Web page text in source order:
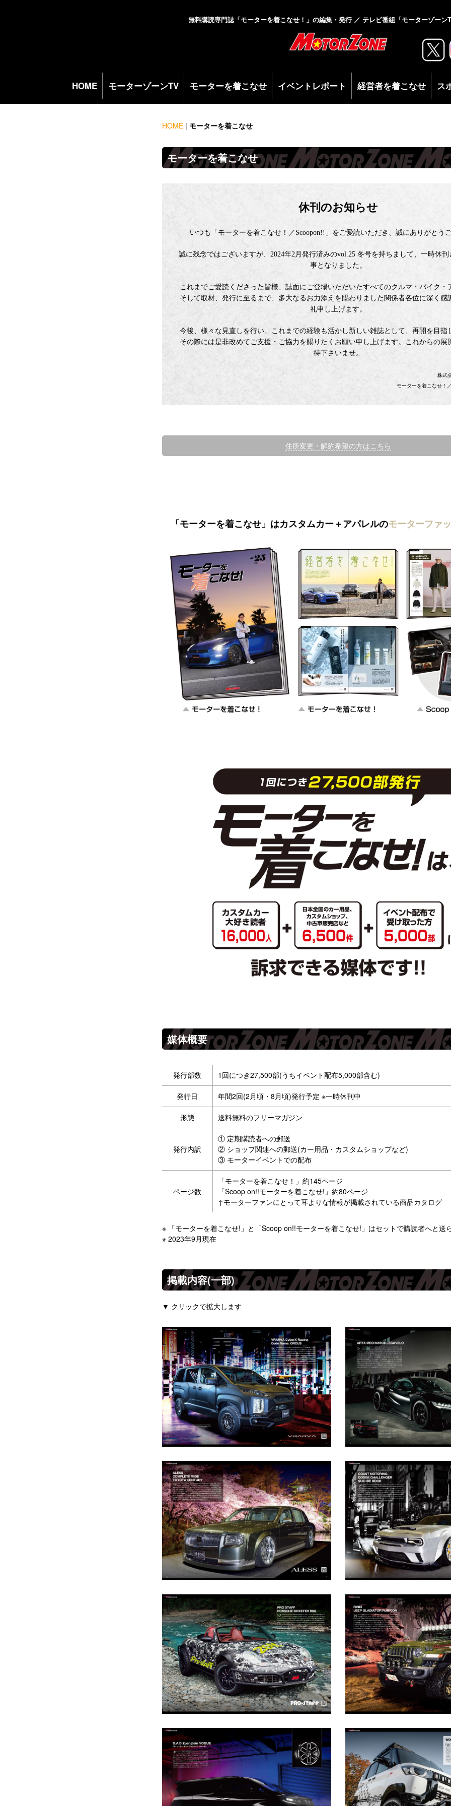
無料購読専門誌「モーターを着こなせ！」の編集・発行 ／ テレビ番組「モーターゾーン
HOME モーターゾーンTV モーターを着こなせ イベントレポート 経営者を着こなせ ス
HOME | モーターを着こなせ
モーターを着こなせ
休刊のお知らせ
いつも「モーターを着こなせ！／Scoopon!!」をご愛読いただき、誠にありがとう
誠に残念ではございますが、2024年2月発行済みのvol.25 冬号を持ちまして、一時休
事となりました。
これまでご愛読くださった皆様、誌面にご登場いただいたすべてのクルマ・バイク・
そして取材、発行に至るまで、多大なるお力添えを賜わりました関係者各位に深く感
礼申し上げます。
今後、様々な見直しを行い、これまでの経験も活かし新しい雑誌として、再開を目指
その際には是非改めてご支援・ご協力を賜りたくお願い申し上げます。これからの展
待下さいませ。
株式
モーターを着こなせ！
住所変更・解約希望の方はこちら
「モーターを着こなせ」はカスタムカー＋アパレルのモーターファ
媒体概要
発行部数 1回につき27,500部(うちイベント配布5,000部含む)
発行日 年間2回(2月頃・8月頃)発行予定 ※一時休刊中
形態 送料無料のフリーマガジン
発行内訳
① 定期購読者への郵送
② ショップ関連への郵送(カー用品・カスタムショップなど)
③ モーターイベントでの配布
ページ数
「モーターを着こなせ！」約145ページ
「Scoop on!!モーターを着こなせ!」約80ページ
↑モーターファンにとって耳よりな情報が掲載されている商品カタログ
※ 「モーターを着こなせ!」と「Scoop on!!モーターを着こなせ!」はセットで購読者へと送
※ 2023年9月現在
掲載内容(一部)
▼ クリックで拡大します